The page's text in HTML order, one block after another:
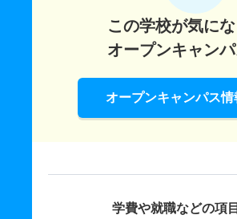
この学校が気に
オープンキャンパ
オープンキャンパス情
学費や就職などの項